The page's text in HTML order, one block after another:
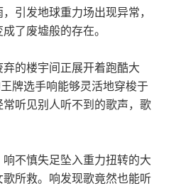
引发地球重力场出现异常，
了废墟般的存在。
的楼宇间正展开着跑酷大
牌选手响能够灵活地穿梭于
听见别人听不到的歌声，歌
不慎失足坠入重力扭转的大
所救。响发现歌竟然也能听